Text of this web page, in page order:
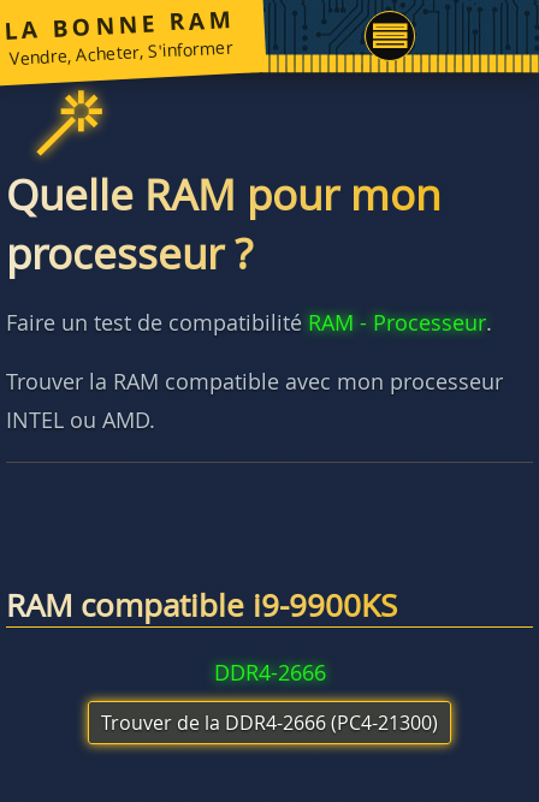
LA BONNE RAM
Vendre, Acheter, S'informer
Quelle RAM pour mon
processeur ?
Faire un test de compatibilité RAM - Processeur.
Trouver la RAM compatible avec mon processeur
INTEL ou AMD.
RAM compatible i9-9900KS
DDR4-2666
Trouver de la DDR4-2666 (PC4-21300)